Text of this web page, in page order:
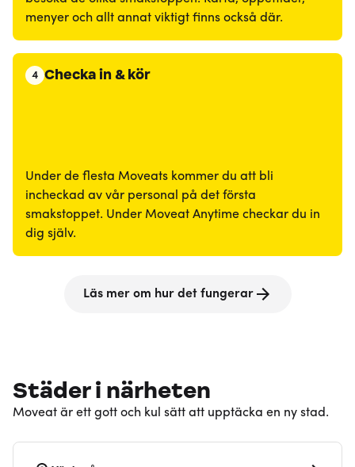
menyer och allt annat viktigt finns också där.
4 Checka in & kör
Under de flesta Moveats kommer du att bli
incheckad av vår personal på det första
smakstoppet. Under Moveat Anytime checkar du in
dig själv.
Läs mer om hur det fungerar
Städer i närheten
Moveat är ett gott och kul sätt att upptäcka en ny stad.